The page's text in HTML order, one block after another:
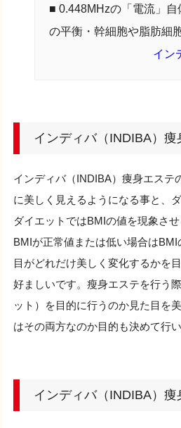
■ 0.448MHzの「電流」自
の平衡・幹細胞や脂肪細
イン
インディバ（INDIBA）
インディバ（INDIBA）痩身エステ
に美しく見えるようになる事と、
ダイエットではBMIの値を現象さ
BMIが正常値または低い場合は
目がどれだけ美しく変化するかを
好ましいです。瘦身エステを行う
ット）を目的に行うのか見た目を
はその両方なのか目的も決めて行い
インディバ（INDIBA）